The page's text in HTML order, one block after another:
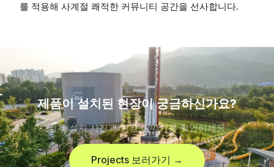
를 적용해 사계절 쾌적한 커뮤니티 공간을 선사합니다.
제품이 설치된 현장이 궁금하신가요?
실제 설치 사진과 현장 이야기를 확인하세요
Projects 보러가기 →